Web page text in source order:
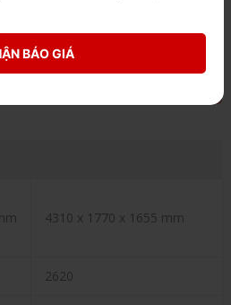
4310 x 1770 x 1655 mm
2620
BÁO GIÁ